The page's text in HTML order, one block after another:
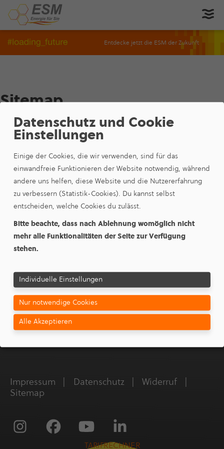
TARIFRECHNER
Entdecke jetzt die ESM der Zukunft
Sitemap
Kun­den­por­tal
Ener­gie­ver­sor­gung Selb-Marktredwitz GmbH
Gebrüder-Netzsch-Straße 14
95100 Selb
Störungs­ruf­nummer
Unter­neh­men
Karriere
Presse
Impressum Daten­schutz
Widerruf
Sitemap
Datenschutz und Cookie
Einstellungen
Einige der Cookies, die wir verwenden, sind für das
einwandfreie Funktionieren der Website notwendig, während
andere uns helfen, diese Website und die Nutzererfahrung
zu verbessern (Statistik-Cookies). Du kannst selbst
entscheiden, welche Cookies du zulässt.
Bitte beachte, dass nach Ablehnung womöglich nicht
mehr alle Funktionalitäten der Seite zur Verfügung
stehen.
Individuelle Einstellungen
Nur notwendige Cookies
Alle Akzeptieren